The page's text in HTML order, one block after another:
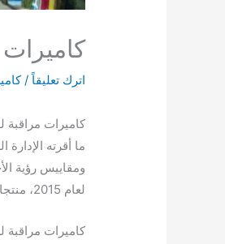
اترك تعليقاً /
كاميرات
ما أقرته
لعام 2015، منتجات حصرية و فنى متميز
كاميرات مراقبة